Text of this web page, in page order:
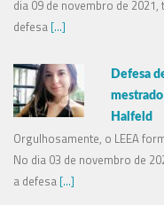
dia 09 de novembro de
defesa [...]
Defesa
Halfeld
Orgulhosamente, o LEEA
No dia 03 de novembro de
a defesa [...]